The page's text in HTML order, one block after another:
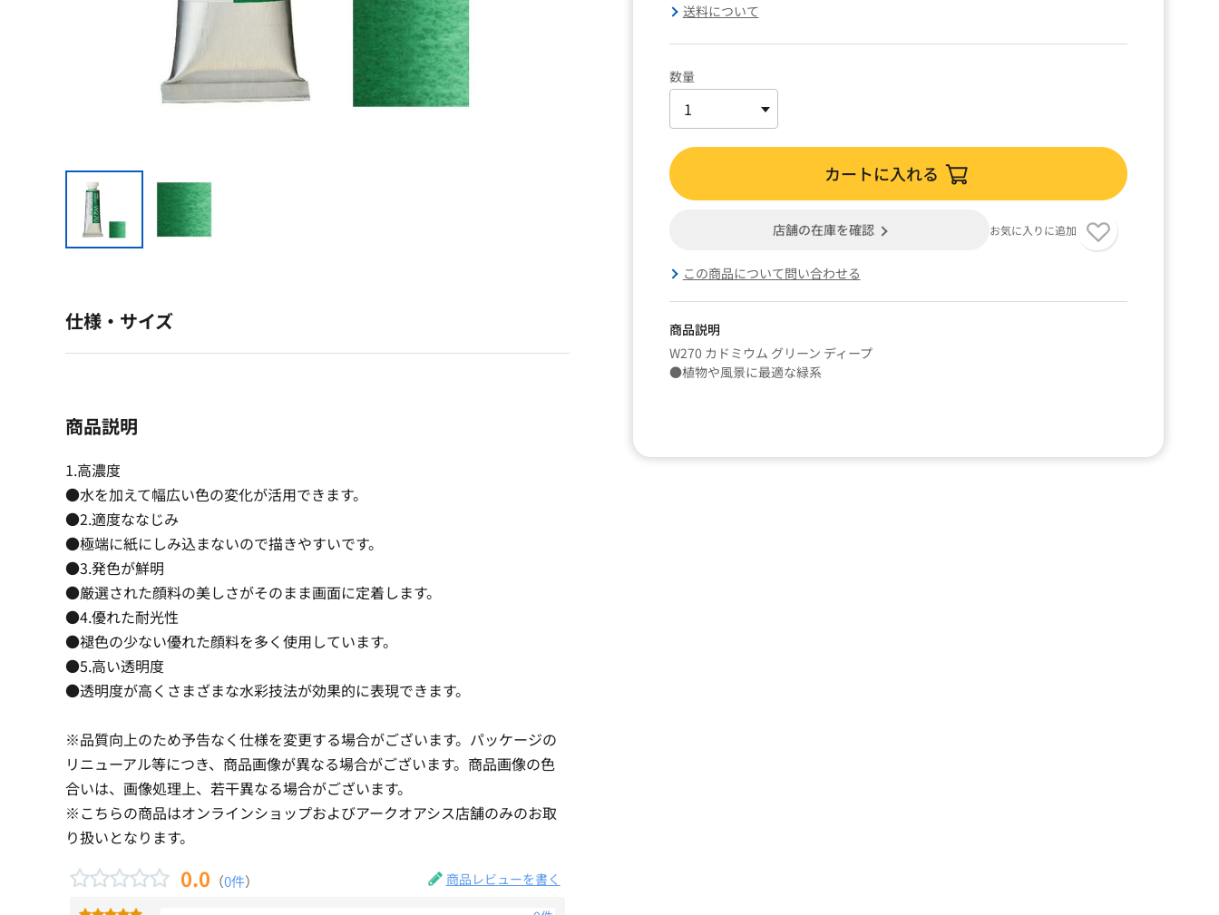
送料について
数量
カートに入れる
店舗の在庫を確認 お気に入りに追加
この商品について問い合わせる
商品説明
W270 カドミウム グリーン ディープ
●植物や風景に最適な緑系
仕様・サイズ
商品説明
1.高濃度
●水を加えて幅広い色の変化が活用できます。
●2.適度ななじみ
●極端に紙にしみ込まないので描きやすいです。
●3.発色が鮮明
●厳選された顔料の美しさがそのまま画面に定着します。
●4.優れた耐光性
●褪色の少ない優れた顔料を多く使用しています。
●5.高い透明度
●透明度が高くさまざまな水彩技法が効果的に表現できます。
※品質向上のため予告なく仕様を変更する場合がございます。パッケージの
リニューアル等につき、商品画像が異なる場合がございます。商品画像の色
合いは、画像処理上、若干異なる場合がございます。
※こちらの商品はオンラインショップおよびアークオアシス店舗のみのお取
り扱いとなります。
0.0 （0件） 商品レビューを書く